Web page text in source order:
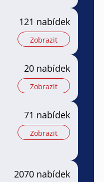
121 nabídek
Zobrazit
20 nabídek
Zobrazit
71 nabídek
Zobrazit
2070 nabídek